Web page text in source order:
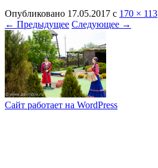
Опубликовано 17.05.2017 с 170 × 113
← Предыдущее Следующее →
Сайт работает на WordPress